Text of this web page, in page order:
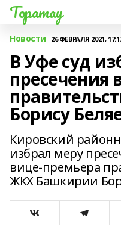
Торатау
Новости 26 ФЕВРАЛЯ 2021,
В Уфе суд
пресечения
Борису
Кировский
избрал меру
вице-премьера
ЖКХ Башкирии